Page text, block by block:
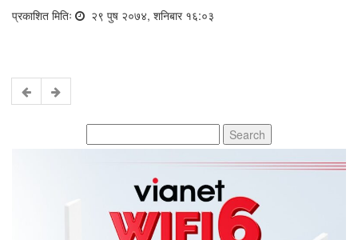
प्रकाशित मितिः २९ पुष २०७४, शनिबार १६:०३
for: